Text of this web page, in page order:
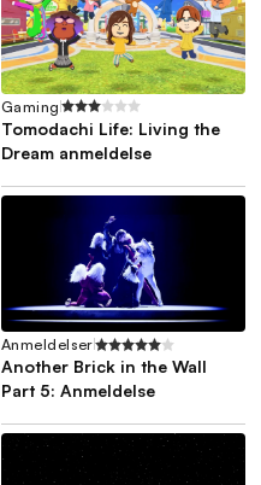
Gaming
Tomodachi Life: Living the
Dream anmeldelse
Anmeldelser
Another Brick in the Wall
Part 5: Anmeldelse